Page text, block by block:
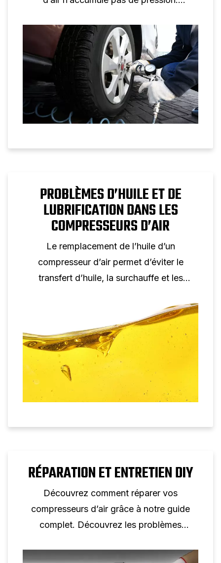
plus courants des compresseurs d’air.
PROBLÈMES D’HUILE ET DE
LUBRIFICATION DANS LES
COMPRESSEURS D’AIR
Le remplacement de l’huile d’un
compresseur d’air permet d’éviter le
transfert d’huile, la surchauffe et les
d’huile, la viscosité et les intervalles de
vidange d’huile.
RÉPARATION ET ENTRETIEN DIY
Découvrez comment réparer vos
compresseurs d’air grâce à notre guide
complet. Découvrez les problèmes
quand demander de l’aide professionnelle.